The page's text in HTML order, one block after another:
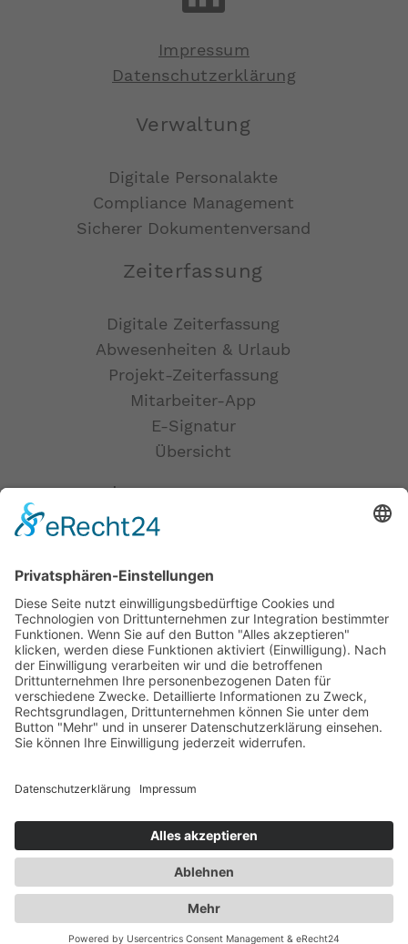
Impressum
Datenschutzerklärung
Verwaltung
Digitale Personalakte
Compliance Management
Sicherer Dokumentenversand
Zeiterfassung
Digitale Zeiterfassung
Abwesenheiten & Urlaub
Projekt-Zeiterfassung
Mitarbeiter-App
E-Signatur
Übersicht
Talent-Management
Karriereseite
Multiposting
HR-Marketing
Support
Integrationen
Übersicht
Über uns
Zertifikate